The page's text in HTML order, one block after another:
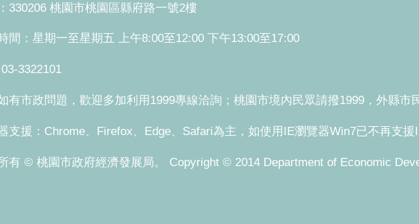
330206 桃園市桃園區縣府路一號2樓
間：星期一至星期五 上午8:00至12:00 下午13:00至17:00
3322101
有市政問題，歡迎多加利用1999專線洽詢；桃園市境內民眾請撥1999，外縣市
支援：Chrome、Firefox、Edge、Safari為主，如使用IE瀏覽器Win7已不再支援
有 © 桃園市政府經濟發展局。 Copyright © 2014 Department of Economic